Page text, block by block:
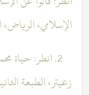
الإسلامي، الرياض،
زعيتر، الطبعة